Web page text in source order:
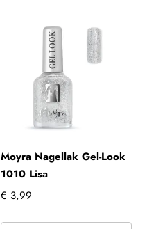
Moyra Nagellak Gel-Look
1010 Lisa
€ 3,99